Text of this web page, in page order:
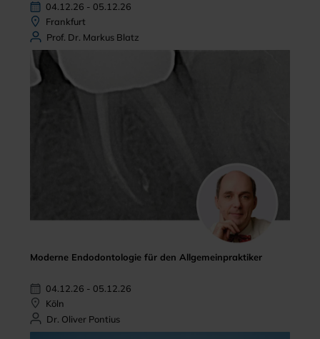
04.12.26 - 05.12.26
Frankfurt
Prof. Dr. Markus Blatz
Moderne Endodontologie für den Allgemeinpraktiker
04.12.26 - 05.12.26
Köln
Dr. Oliver Pontius